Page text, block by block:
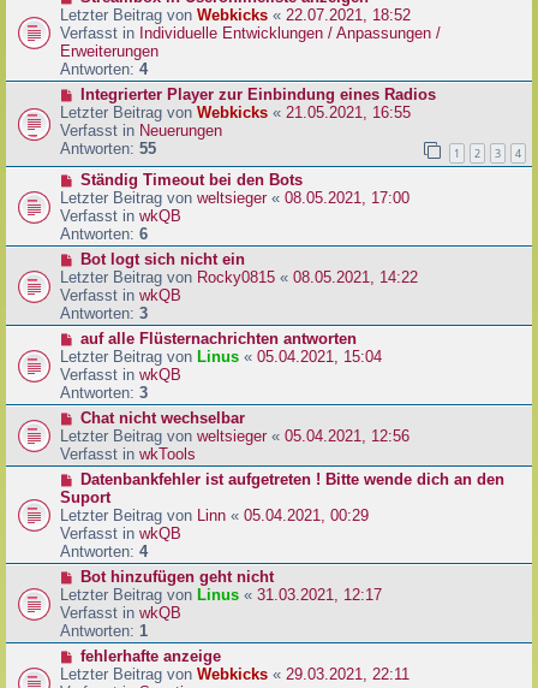
a
g
B
e
i
t
r
a
g
e
u
e
r
B
e
i
t
r
a
g
Letzter Beitrag von Webkicks « 22.07.2021, 18:52
Verfasst in Individuelle Entwicklungen / Anpassungen /
Erweiterungen
Antworten: 4
N
e
u
e
r
B
e
i
t
a
g
Integrierter Player zur Einbindung eines Radios
Letzter Beitrag von Webkicks « 21.05.2021, 16:55
Verfasst in Neuerungen
Antworten: 55 1 2 3 4
N
e
u
e
r
B
e
i
t
a
g
Ständig Timeout bei den Bots
Letzter Beitrag von weltsieger« 08.05.2021, 17:00
Verfasst in wkQB
Antworten: 6
N
e
u
e
r
B
e
i
t
a
g
Bot logt sich nicht ein
Letzter Beitrag von Rocky0815 « 08.05.2021, 14:22
Verfasst in wkQB
Antworten: 3
N
e
u
e
r
B
e
i
r
a
g
auf alle Flüsternachrichten antworten
Letzter Beitrag von Linus « 05.04.2021, 15:04
Verfasst in wkQB
Antworten: 3
N
e
u
e
B
e
i
t
a
g
Chat nicht wechselbar
Letzter Beitrag von weltsieger « 05.04.2021, 12:56
Verfasst in wkTools
N
e
u
e
r
B
e
i
t
r
a
g
Datenbankfehler ist aufgetreten ! Bitte wende dich an den
Suport
Letzter Beitrag von Linn « 05.04.2021, 00:29
Verfasst in wkQB
Antworten: 4
N
e
u
e
r
B
e
Bot hinzufügen geht nicht
Letzter Beitrag von Linus « 31.03.2021, 12:17
Verfasst in wkQB
Antworten: 1
N
e
fehlerhafte anzeige
Letzter Beitrag von Webkicks « 29.03.2021, 22:11